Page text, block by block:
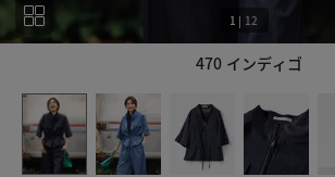
470 インディゴ
1 | 12
12